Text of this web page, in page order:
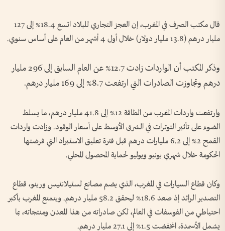
قال مكتب الصرف في المغرب، إن العجز التجاري للبلاد ‌اتسع ​18.4% إلى 127
مليار درهم (13.8 مليار دولار) خلال أول 4 أشهر من العام على أساس سنوي.
وذكر المكتب أن الواردات زادت 12.7% عن العام السابق إلى 296 مليار
درهم وتجاوزت الصادرات التي ارتفعت 8.7% إلى 169 مليار درهم.
وارتفعت واردات المغرب من ‌الطاقة 12% إلى 41.8 مليار درهم، ما يسلط
الضوء على تأثير التوترات في الشرق الأوسط ‌على أسعار الوقود. وزادت واردات
القمح 2% إلى 6.2 مليارات درهم قبل فترة تعليق الاستيراد ‌التي فرضتها
الحكومة ‌خلال شهري يونيو ويوليو لحماية المحصول المحلي.
وكان قطاع السيارات ​في المغرب، ‌الذي يضم ​مصانع لستيلانتيس ورينو، قطاع
التصدير ⁠الرائد إذ صعد 18.6% ليحقق 58.2 مليار درهم. ويتمتع المغرب بأكبر
احتياطي من الفوسفات في ​العالم، ⁠لكن صادراته من ⁠هذا المعدن ومنتجاته، بما
يشمل الأسمدة، انخفضت 1.5% إلى 27.1 مليار درهم.